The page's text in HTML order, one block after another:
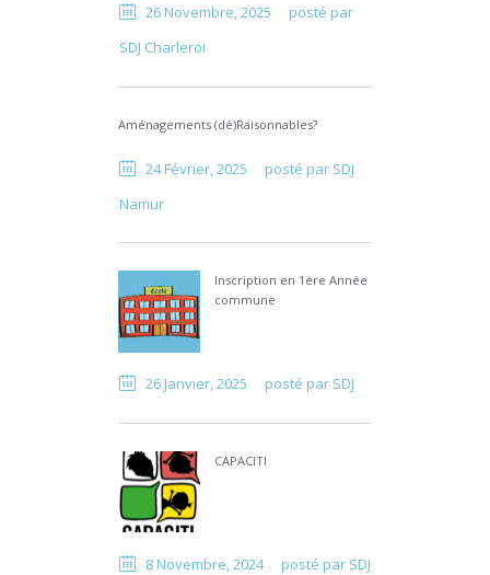
26 Novembre, 2025
posté par
SDJ Charleroi
Aménagements (dé)Raisonnables?
24 Février, 2025 posté par SDJ
Namur
Inscription en 1ère Année
commune
26 Janvier, 2025 posté par SDJ
CAPACITI
8 Novembre, 2024 posté par SDJ